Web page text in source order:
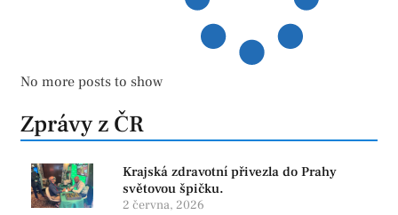
No more posts to show
Zprávy z ČR
Krajská zdravotní přivezla do Prahy
světovou špičku.
2 června, 2026